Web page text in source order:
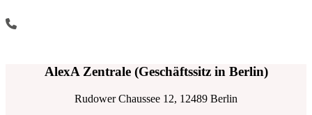
AlexA Zentrale (Geschäftssitz in Berlin)
Rudower Chaussee 12, 12489 Berlin